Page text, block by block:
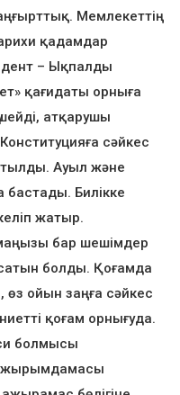
Мемлекеттің
қадамдар
– Ықпалды
қағидаты орныға
атқарушы
сәйкес
Ауыл және
бастады. Билікке
жатыр.
бар шешімдер
болды. Қоғамда
өз ойын заңға сәйкес
қоғам орнығуда.
болмысы